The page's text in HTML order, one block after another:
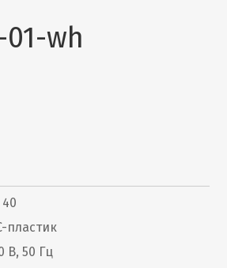
wh
40
пластик
В, 50 Гц